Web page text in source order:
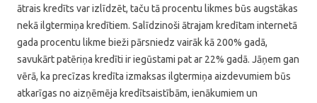
ātrais kredīts var izlīdzēt, taču tā procentu likmes būs augstākas
nekā ilgtermiņa kredītiem. Salīdzinoši ātrajam kredītam internetā
gada procentu likme bieži pārsniedz vairāk kā 200% gadā,
savukārt patēriņa kredīti ir iegūstami pat ar 22% gadā. Jāņem gan
vērā, ka precīzas kredīta izmaksas ilgtermiņa aizdevumiem būs
atkarīgas no aizņēmēja kredītsaistībām, ienākumiem un